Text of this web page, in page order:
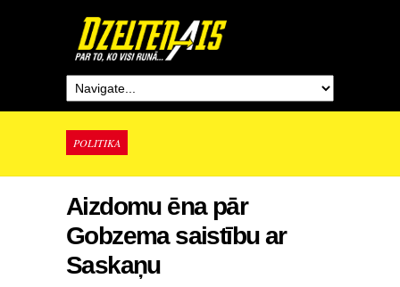
POLITIKA
Aizdomu ēna pār
Gobzema saistību ar
Saskaņu